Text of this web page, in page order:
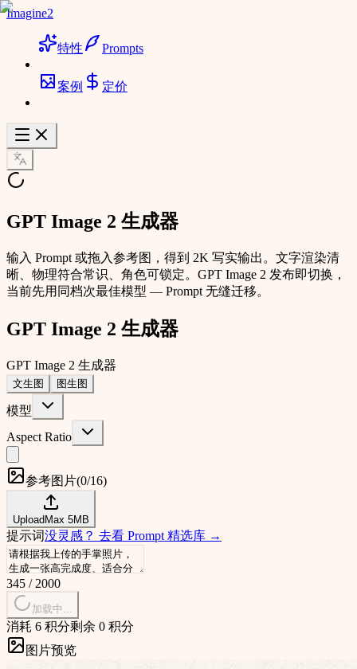
Imagine2
特性 Prompts
案例 定价
GPT Image 2 生成器
输入 Prompt 或拖入参考图，得到 2K 写实输出。文字渲染清
晰、物理符合常识、角色可锁定。GPT Image 2 发布即切换，
当前先用同档次最佳模型 — Prompt 无缝迁移。
GPT Image 2 生成器
GPT Image 2 生成器
文生图 图生图
模型
Aspect Ratio
参考图片(0/16)
UploadMax 5MB
提示词没灵感？ 去看 Prompt 精选库 →
345 / 2000
加载中...
消耗 6 积分剩余 0 积分
图片预览